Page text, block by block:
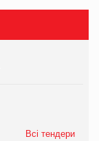
Всі тендери